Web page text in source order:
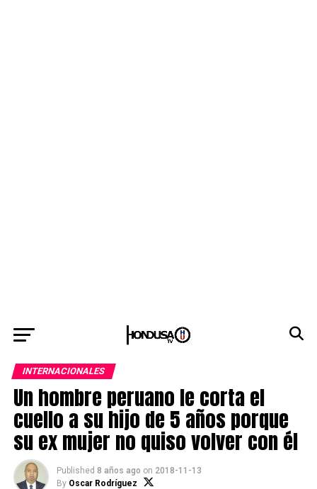
INTERNACIONALES
Un hombre peruano le corta el
cuello a su hijo de 5 años porque
su ex mujer no quiso volver con él
Published 8 años ago on 2018-11-13
By Oscar Rodríguez